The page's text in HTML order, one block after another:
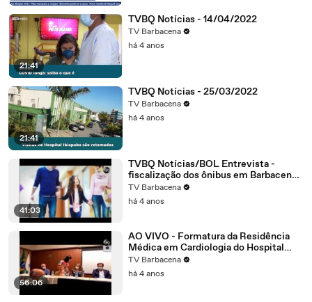
21:41
TVBQ Notícias - 14/04/2022
TV Barbacena
há 4 anos
21:41
TVBQ Notícias - 25/03/2022
TV Barbacena
há 4 anos
41:03
TVBQ Notícias/BOL Entrevista -
fiscalização dos ônibus em Barbacena -
18/03/2022
TV Barbacena
há 4 anos
56:06
AO VIVO - Formatura da Residência
Médica em Cardiologia do Hospital
Ibiapaba CEBAMS - 18/03/2022
TV Barbacena
há 4 anos